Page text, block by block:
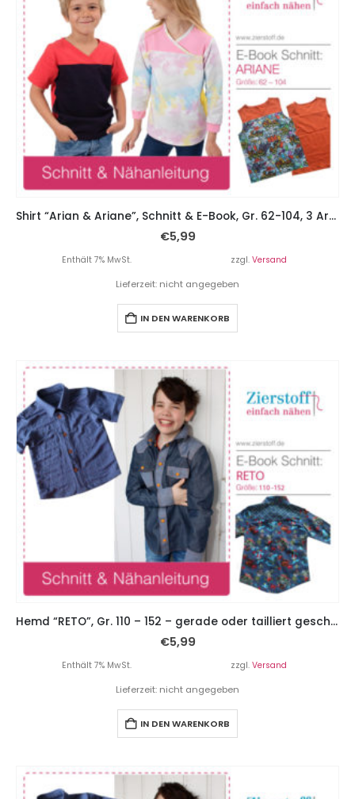
Shirt “Arian & Ariane”, Schnitt & E-Book, Gr. 62-104, 3 Armvarianten
€5,99
Enthält 7% MwSt. zzgl. Versand
Lieferzeit: nicht angegeben
IN DEN WARENKORB
Hemd “RETO”, Gr. 110 – 152 – gerade oder tailliert geschnitten
€5,99
Enthält 7% MwSt. zzgl. Versand
Lieferzeit: nicht angegeben
IN DEN WARENKORB